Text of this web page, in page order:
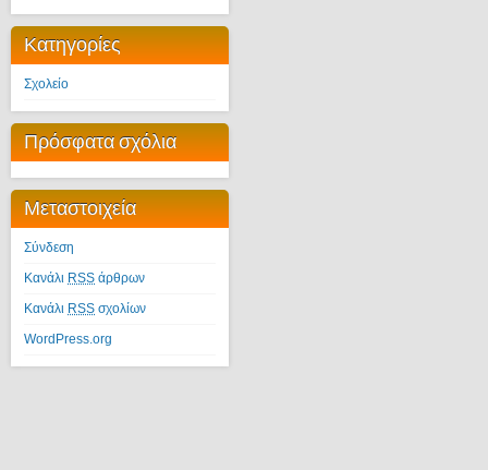
Κατηγορίες
Σχολείο
Πρόσφατα σχόλια
Μεταστοιχεία
Σύνδεση
Κανάλι RSS άρθρων
Κανάλι RSS σχολίων
WordPress.org